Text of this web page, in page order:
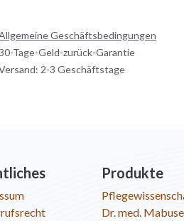
Geschäftsbedingungen
Tage-Geld-zurück-Garantie
2-3 Geschäftstage
Produkte
Dr. med. Mabuse